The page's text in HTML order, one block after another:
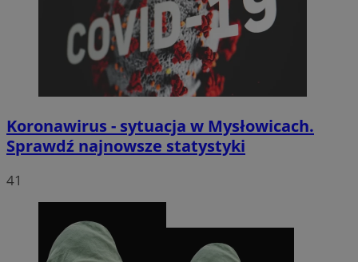
Koronawirus - sytuacja w Mysłowicach.
Sprawdź najnowsze statystyki
41